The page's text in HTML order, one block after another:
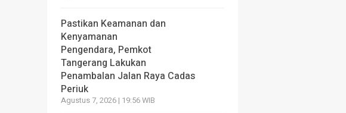
Pastikan Keamanan dan
Kenyamanan
Pengendara, Pemkot
Tangerang Lakukan
Penambalan Jalan Raya Cadas
Periuk
Agustus 7, 2026 | 19:56 WIB